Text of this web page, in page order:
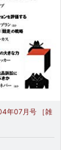
年07月号 ［雑